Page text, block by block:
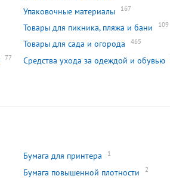
Упаковочные материалы 167
Товары для пикника, пляжа и бани 109
Товары для сада и огорода 465
77 Средства ухода за одеждой и обувью
Бумага для принтера 1
Бумага повышенной плотности 2